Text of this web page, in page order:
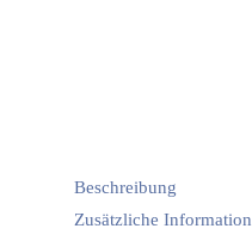
Beschreibung
Zusätzliche Information